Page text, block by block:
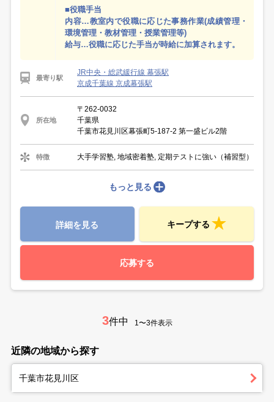
■役職手当
内容…教室内で役職に応じた事務作業(成績管理・
環境管理・教材管理・授業管理等)
給与…役職に応じた手当が時給に加算されます。
最寄り駅
JR中央・総武緩行線 幕張駅
京成千葉線 京成幕張駅
所在地
〒262-0032
千葉県
千葉市花見川区幕張町5-187-2 第一盛ビル2階
特徴 大手学習塾, 地域密着塾, 定期テストに強い（補習型）
もっと見る
詳細を見る キープする
応募する
3件中 1〜3件表示
近隣の地域から探す
千葉市花見川区